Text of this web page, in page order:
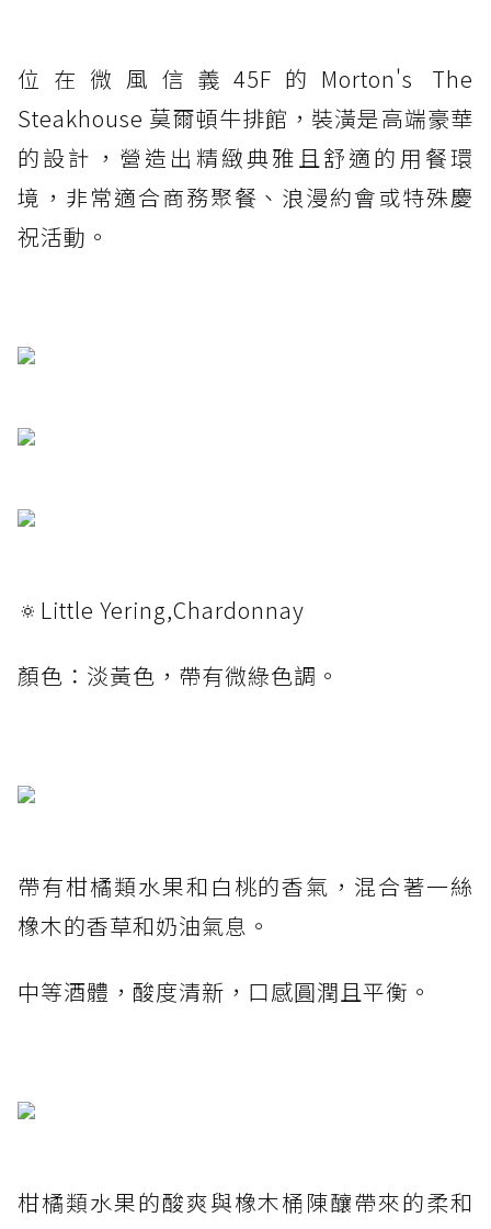
位在微風信義45F的Morton's The
Steakhouse 莫爾頓牛排館，裝潢是高端豪華
的設計，營造出精緻典雅且舒適的用餐環
境，非常適合商務聚餐、浪漫約會或特殊慶
祝活動。
🔅Little Yering,Chardonnay
顏色：淡黃色，帶有微綠色調。
帶有柑橘類水果和白桃的香氣，混合著一絲
橡木的香草和奶油氣息。
中等酒體，酸度清新，口感圓潤且平衡。
柑橘類水果的酸爽與橡木桶陳釀帶來的柔和